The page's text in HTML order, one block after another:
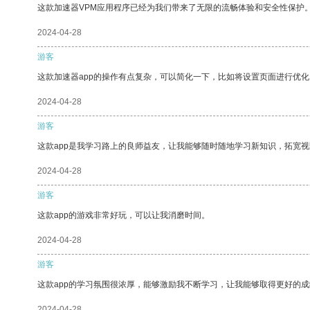
这款加速器VPM应用程序已经为我们带来了无限的流畅体验和安全性保护。
2024-04-28
游客
这款加速器app的操作有点复杂，可以简化一下，比如将设置页面进行优化
2024-04-28
游客
这款app是我学习路上的良师益友，让我能够随时随地学习新知识，拓宽视
2024-04-28
游客
这款app的游戏非常好玩，可以让我消磨时间。
2024-04-28
游客
这款app的学习氛围很浓厚，能够激励我不断学习，让我能够取得更好的成